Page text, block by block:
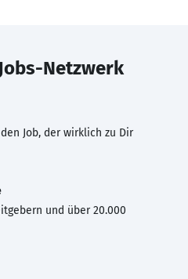
Netzwerk
Job, der wirklich zu Dir
und über 20.000